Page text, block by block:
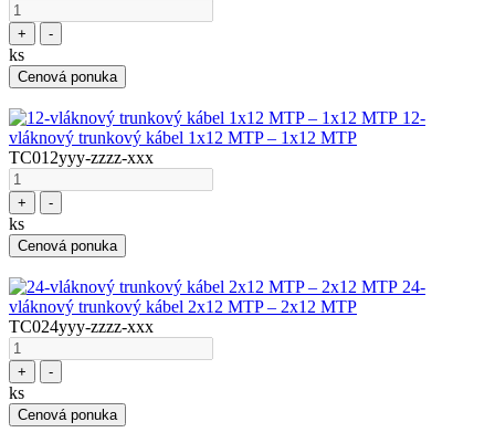
+ -
ks
Cenová ponuka
12-
vláknový trunkový kábel 1x12 MTP – 1x12 MTP
TC012yyy-zzzz-xxx
+ -
ks
Cenová ponuka
24-
vláknový trunkový kábel 2x12 MTP – 2x12 MTP
TC024yyy-zzzz-xxx
+ -
ks
Cenová ponuka